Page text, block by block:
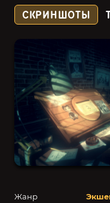
Жанр
СКРИНШОТЫ